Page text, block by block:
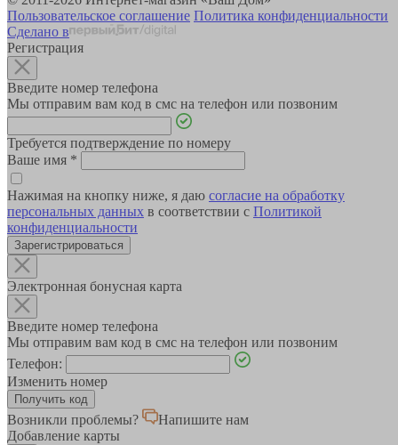
Пользовательское соглашение Политика конфиденциальности
Сделано в
Регистрация
Введите номер телефона
Мы отправим вам код в смс на телефон или позвоним
Требуется подтверждение по номеру
Ваше имя *
Нажимая на кнопку ниже, я даю согласие на обработку
персональных данных в соответствии с Политикой
конфиденциальности
Зарегистрироваться
Электронная бонусная карта
Введите номер телефона
Мы отправим вам код в смс на телефон или позвоним
Телефон:
Изменить номер
Возникли проблемы?
Напишите нам
Добавление карты